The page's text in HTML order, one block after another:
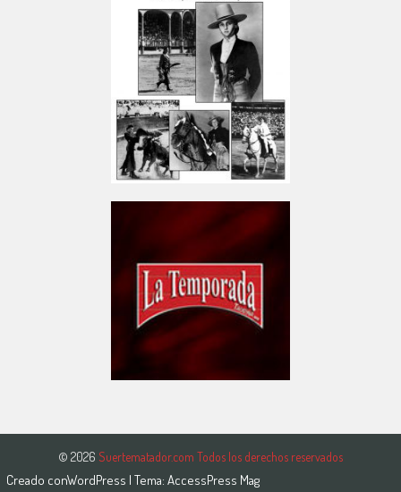
© 2026 Suertematador.com Todos los derechos reservados
Creado conWordPress | Tema: AccessPress Mag